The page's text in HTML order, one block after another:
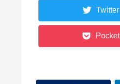
Twitter
Pocket